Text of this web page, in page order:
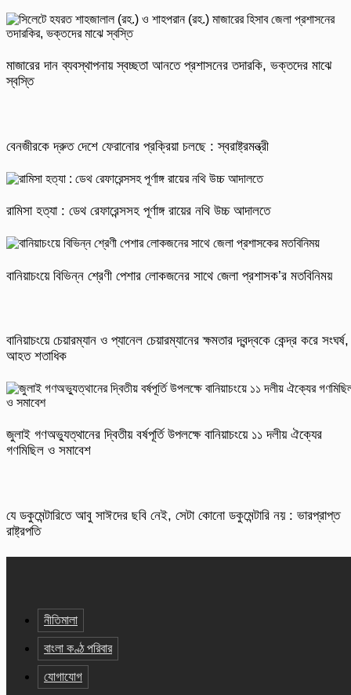
মাজারের দান ব্যবস্থাপনায় স্বচ্ছতা আনতে প্রশাসনের তদারকি, ভক্তদের মাঝে
স্বস্তি
বেনজীরকে দ্রুত দেশে ফেরানোর প্রক্রিয়া চলছে : স্বরাষ্ট্রমন্ত্রী
রামিসা হত্যা : ডেথ রেফারেন্সসহ পূর্ণাঙ্গ রায়ের নথি উচ্চ আদালতে
বানিয়াচংয়ে বিভিন্ন শ্রেণী পেশার লোকজনের সাথে জেলা প্রশাসক’র মতবিনিময়
বানিয়াচংয়ে চেয়ারম্যান ও প্যানেল চেয়ারম্যানের ক্ষমতার দ্বন্দ্বকে কেন্দ্র করে সংঘর্ষ,
আহত শতাধিক
জুলাই গণঅভ্যুত্থানের দ্বিতীয় বর্ষপূর্তি উপলক্ষে বানিয়াচংয়ে ১১ দলীয় ঐক্যের
গণমিছিল ও সমাবেশ
যে ডকুমেন্টারিতে আবু সাঈদের ছবি নেই, সেটা কোনো ডকুমেন্টারি নয় : ভারপ্রাপ্ত
রাষ্ট্রপতি
নীতিমালা
বাংলা কণ্ঠ পরিবার
যোগাযোগ